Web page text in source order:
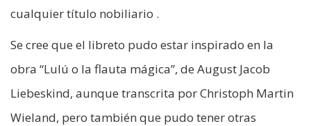
cualquier título nobiliario .
Se cree que el libreto pudo estar inspirado en la
obra “Lulú o la flauta mágica”, de August Jacob
Liebeskind, aunque transcrita por Christoph Martin
Wieland, pero también que pudo tener otras